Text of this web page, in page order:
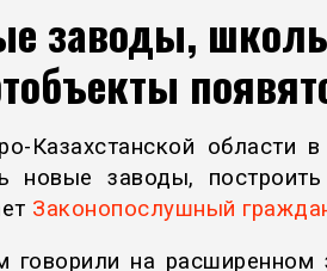
заводы,
Казахстанской области
новые заводы,
Законопослушный
говорили на расширенном